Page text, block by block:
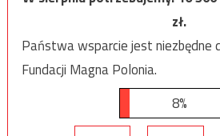
zł.
Państwa wsparcie jest niezbędne
Fundacji Magna Polonia.
8%